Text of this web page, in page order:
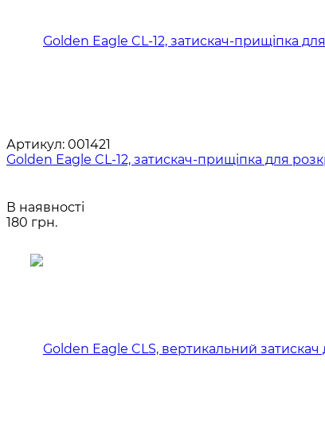
Артикул: 001421
Golden Eagle CL-12, затискач-прищіпка для
В наявності
180 грн.